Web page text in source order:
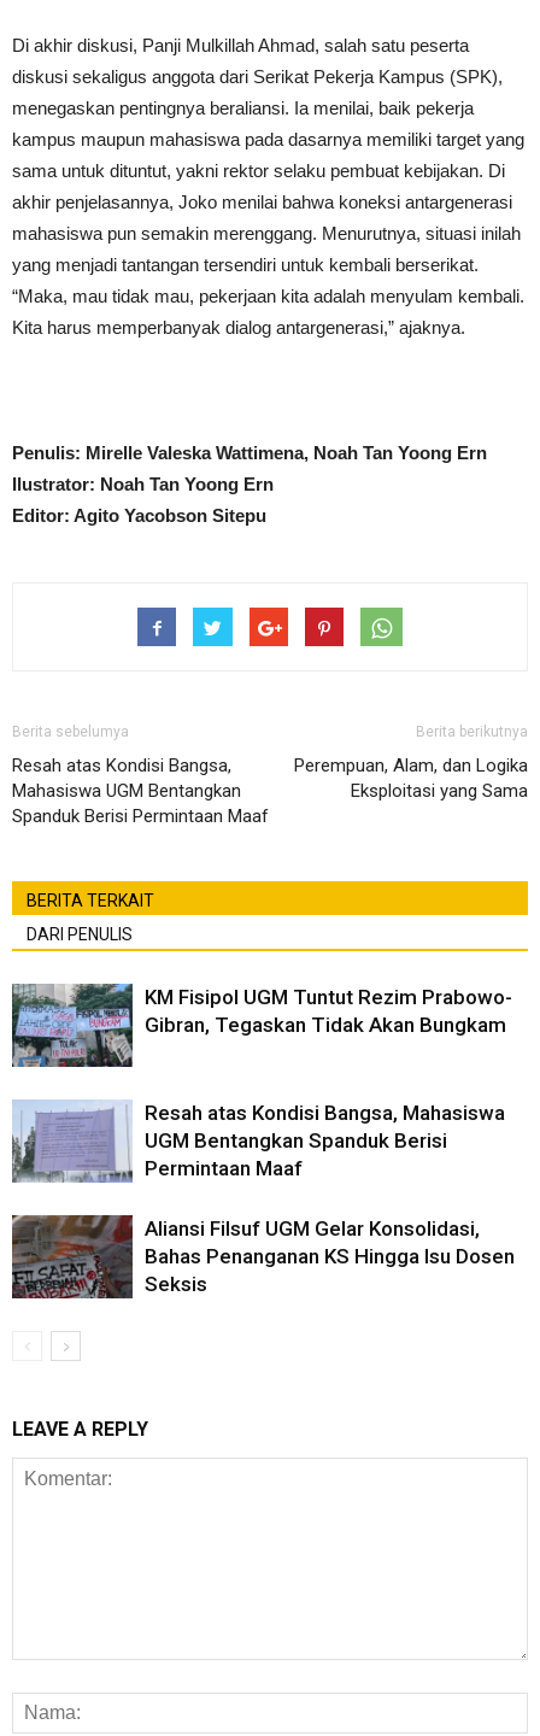
Di akhir diskusi, Panji Mulkillah Ahmad, salah satu peserta
diskusi sekaligus anggota dari Serikat Pekerja Kampus (SPK),
menegaskan pentingnya beraliansi. Ia menilai, baik pekerja
kampus maupun mahasiswa pada dasarnya memiliki target yang
sama untuk dituntut, yakni rektor selaku pembuat kebijakan. Di
akhir penjelasannya, Joko menilai bahwa koneksi antargenerasi
mahasiswa pun semakin merenggang. Menurutnya, situasi inilah
yang menjadi tantangan tersendiri untuk kembali berserikat.
“Maka, mau tidak mau, pekerjaan kita adalah menyulam kembali.
Kita harus memperbanyak dialog antargenerasi,” ajaknya.
Penulis: Mirelle Valeska Wattimena, Noah Tan Yoong Ern
Ilustrator: Noah Tan Yoong Ern
Editor: Agito Yacobson Sitepu
Berita sebelumya
Resah atas Kondisi Bangsa,
Mahasiswa UGM Bentangkan
Spanduk Berisi Permintaan Maaf
Berita berikutnya
Perempuan, Alam, dan Logika
Eksploitasi yang Sama
BERITA TERKAIT
DARI PENULIS
KM Fisipol UGM Tuntut Rezim Prabowo-
Gibran, Tegaskan Tidak Akan Bungkam
Resah atas Kondisi Bangsa, Mahasiswa
UGM Bentangkan Spanduk Berisi
Permintaan Maaf
Aliansi Filsuf UGM Gelar Konsolidasi,
Bahas Penanganan KS Hingga Isu Dosen
Seksis
LEAVE A REPLY